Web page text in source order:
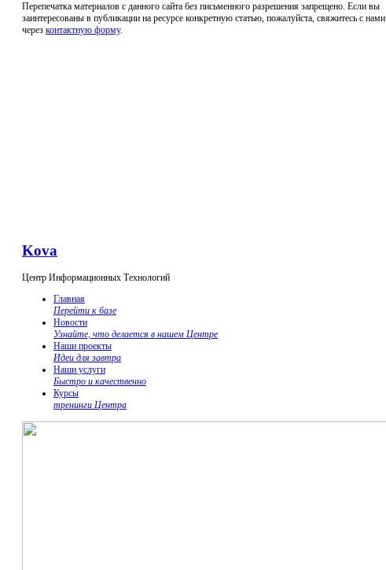
Перепечатка материалов с данного сайта без письменного разрешения запрещено. Если вы
заинтересованы в публикации на ресурсе конкретную статью, пожалуйста, свяжитесь с нами
через контактную форму.
Kova
Центр Информационных Технологий
Главная
Перейти к базе
Новости
Узнайте, что делается в нашем Центре
Наши проекты
Идеи для завтра
Наши услуги
Быстро и качественно
Курсы
тренинги Центра